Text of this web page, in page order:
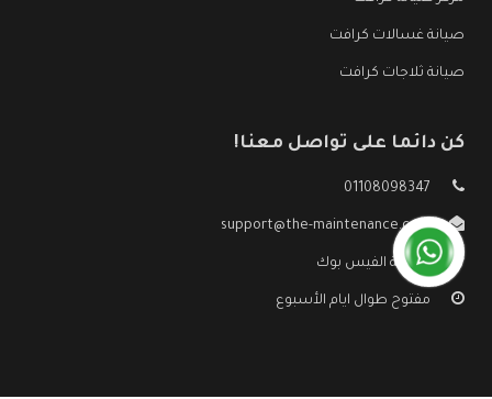
صيانة غسالات كرافت
صيانة ثلاجات كرافت
كن دائما على تواصل معنا!
01108098347
support@the-maintenance.com
صفحة الفيس بوك
مفتوح طوال ايام الأسبوع